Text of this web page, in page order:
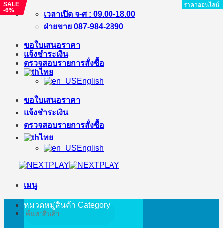
ข้าม
เนื้อหา
เวลาเปิด จ-ศ : 09.00-18.00
ฝ่ายขาย 087-984-2890
ขอใบเสนอราคา
แจ้งชำระเงิน
ตรวจสอบรายการสั่งซื้อ
ไทย
English
ขอใบเสนอราคา
แจ้งชำระเงิน
ตรวจสอบรายการสั่งซื้อ
ไทย
English
เมนู
ค้นหา:
หมวดหมู่สินค้า Category
ราคาออนไลน์
ราคาออนไลน์
ราคาออนไลน์
ราคาออนไลน์
ราคาออนไลน์
ราคาออนไลน์
ราคาออนไลน์
SALE
-1%
ราคาออนไลน์
SALE
-6%